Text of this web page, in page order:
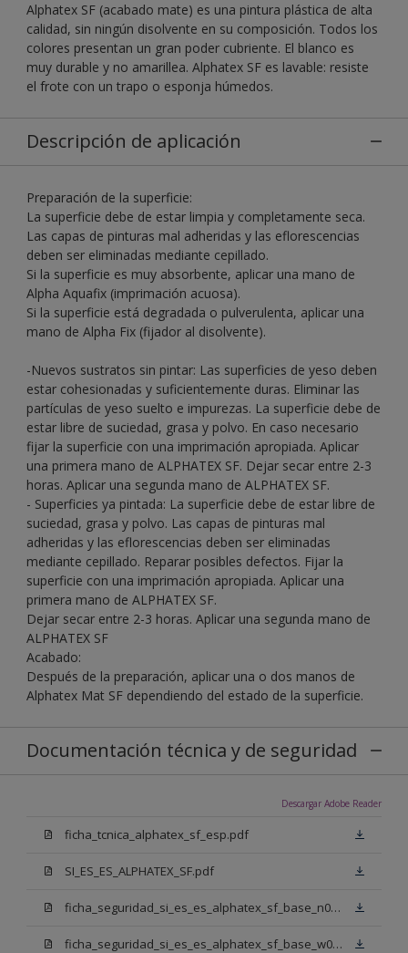
Alphatex SF (acabado mate) es una pintura plástica de alta
calidad, sin ningún disolvente en su composición. Todos los
colores presentan un gran poder cubriente. El blanco es
muy durable y no amarillea. Alphatex SF es lavable: resiste
el frote con un trapo o esponja húmedos.
Descripción de aplicación
Preparación de la superficie:
La superficie debe de estar limpia y completamente seca.
Las capas de pinturas mal adheridas y las eflorescencias
deben ser eliminadas mediante cepillado.
Si la superficie es muy absorbente, aplicar una mano de
Alpha Aquafix (imprimación acuosa).
Si la superficie está degradada o pulverulenta, aplicar una
mano de Alpha Fix (fijador al disolvente).
-Nuevos sustratos sin pintar: Las superficies de yeso deben
estar cohesionadas y suficientemente duras. Eliminar las
partículas de yeso suelto e impurezas. La superficie debe de
estar libre de suciedad, grasa y polvo. En caso necesario
fijar la superficie con una imprimación apropiada. Aplicar
una primera mano de ALPHATEX SF. Dejar secar entre 2-3
horas. Aplicar una segunda mano de ALPHATEX SF.
- Superficies ya pintada: La superficie debe de estar libre de
suciedad, grasa y polvo. Las capas de pinturas mal
adheridas y las eflorescencias deben ser eliminadas
mediante cepillado. Reparar posibles defectos. Fijar la
superficie con una imprimación apropiada. Aplicar una
primera mano de ALPHATEX SF.
Dejar secar entre 2-3 horas. Aplicar una segunda mano de
ALPHATEX SF
Acabado:
Después de la preparación, aplicar una o dos manos de
Alphatex Mat SF dependiendo del estado de la superficie.
Documentación técnica y de seguridad
Descargar Adobe Reader
ficha_tcnica_alphatex_sf_esp.pdf
SI_ES_ES_ALPHATEX_SF.pdf
ficha_seguridad_si_es_es_alphatex_sf_base_n00.pdf
ficha_seguridad_si_es_es_alphatex_sf_base_w05.pdf